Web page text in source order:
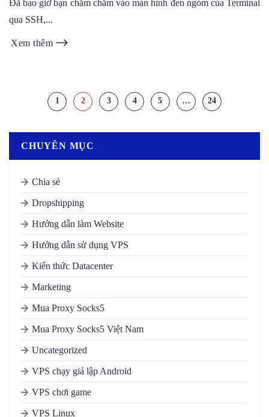
Đã bao giờ bạn chằm chằm vào màn hình đen ngòm của Terminal
qua SSH,...
Xem thêm
1 2 3 4 5 … 24
CHUYÊN MỤC
Chia sẻ
Dropshipping
Hướng dẫn làm Website
Hướng dẫn sử dụng VPS
Kiến thức Datacenter
Marketing
Mua Proxy Socks5
Mua Proxy Socks5 Việt Nam
Uncategorized
VPS chạy giả lập Android
VPS chơi game
VPS Linux